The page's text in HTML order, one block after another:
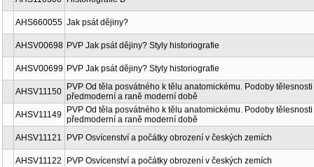
AHS660055 Jak psát dějiny?
AHSV00698 PVP Jak psát dějiny? Styly historiografie
AHSV00699 PVP Jak psát dějiny? Styly historiografie
AHSV11150
PVP Od těla posvátného k tělu anatomickému. Podoby
předmoderní a raně moderní době
AHSV11149
PVP Od těla posvátného k tělu anatomickému. Podoby
předmoderní a raně moderní době
AHSV11121
PVP Osvícenství a počátky obrození v českých zemích
AHSV11122 PVP Osvícenství a počátky obrození v českých zemích